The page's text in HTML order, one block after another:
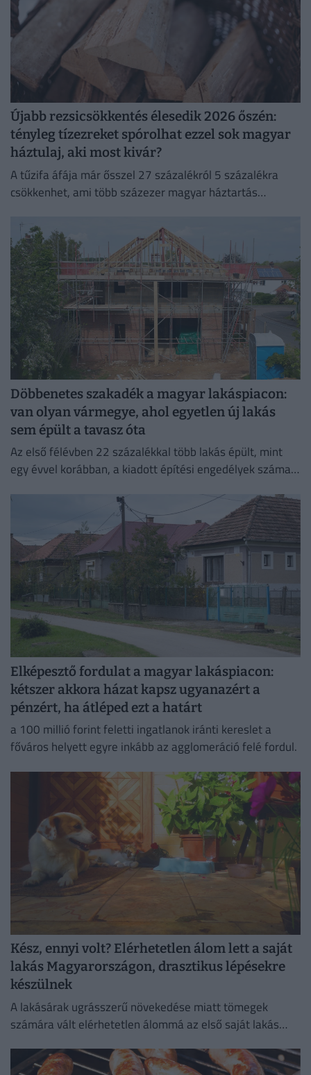
Újabb rezsicsökkentés élesedik 2026 őszén:
tényleg tízezreket spórolhat ezzel sok magyar
háztulaj, aki most kivár?
A tűzifa áfája már ősszel 27 százalékról 5 százalékra
csökkenhet, ami több százezer magyar háztartás
Döbbenetes szakadék a magyar lakáspiacon:
van olyan vármegye, ahol egyetlen új lakás
sem épült a tavasz óta
Az első félévben 22 százalékkal több lakás épült, mint
egy évvel korábban, a kiadott építési engedélyek száma
Elképesztő fordulat a magyar lakáspiacon:
kétszer akkora házat kapsz ugyanazért a
pénzért, ha átléped ezt a határt
a 100 millió forint feletti ingatlanok iránti kereslet a
főváros helyett egyre inkább az agglomeráció felé fordul.
Kész, ennyi volt? Elérhetetlen álom lett a saját
lakás Magyarországon, drasztikus lépésekre
készülnek
A lakásárak ugrásszerű növekedése miatt tömegek
számára vált elérhetetlen álommá az első saját lakás